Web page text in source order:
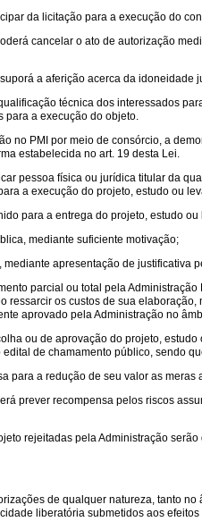
da licitação para a execução do
cancelar o ato de autorização
a aferição acerca da
técnica dos interessados
para a execução do objeto.
no PMI por meio de consórcio, a
estabelecida no art. 19 desta Lei.
pessoa física ou jurídica titular da
a execução do projeto, estudo ou
para a entrega do projeto, estudo
mediante suficiente motivação;
apresentação de justificativa
parcial ou total pela
ressarcir os custos de sua
aprovado pela Administração no
ou de aprovação do projeto,
de chamamento público, sendo
para a redução de seu valor as
prever recompensa pelos riscos
rejeitadas pela Administração
de qualquer natureza, tanto
liberatória submetidos aos efeitos